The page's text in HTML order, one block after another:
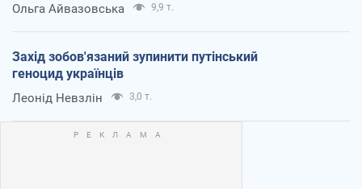
Ольга Айвазовська 9,9 т.
Захід зобов'язаний зупинити путінський
геноцид українців
Леонід Невзлін 3,0 т.